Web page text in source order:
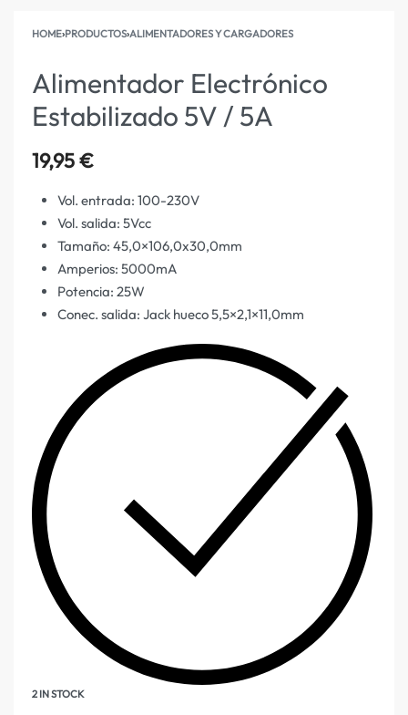
HOME›PRODUCTOS›ALIMENTADORES Y CARGADORES
Alimentador Electrónico
Estabilizado 5V / 5A
19,95€
Vol. entrada: 100-230V
Vol. salida: 5Vcc
Tamaño: 45,0×106,0x30,0mm
Amperios: 5000mA
Potencia: 25W
Conec. salida: Jack hueco 5,5×2,1×11,0mm
2 IN STOCK